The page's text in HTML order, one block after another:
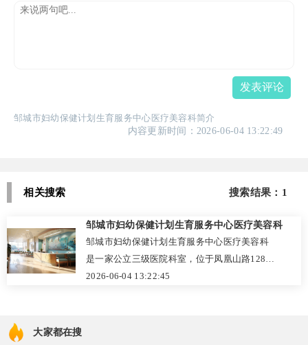
发表评论
邹城市妇幼保健计划生育服务中心医疗美容科简介
内容更新时间：2026-06-04 13:22:49
相关搜索 搜索结果：1
邹城市妇幼保健计划生育服务中心医疗美容科
邹城市妇幼保健计划生育服务中心医疗美容科
是一家公立三级医院科室，位于凤凰山路1289
号，2015年成立，以“公立、美的、放心”为理
2026-06-04 13:22:45
大家都在搜